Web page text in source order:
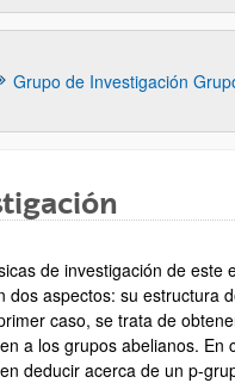
de investigación de
dos aspectos: su estructura
caso, se trata de
a los grupos abelianos.
deducir acerca de un p-